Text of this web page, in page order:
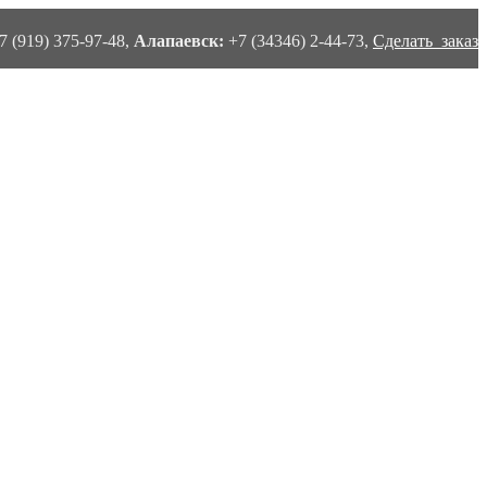
(919) 375-97-48, Алапаевск: +7 (34346) 2-44-73, Сделать заказ